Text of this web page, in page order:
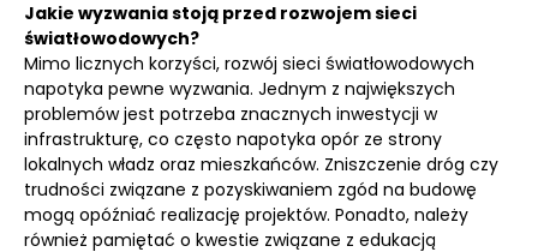
Jakie wyzwania stoją przed rozwojem sieci
światłowodowych?
Mimo licznych korzyści, rozwój sieci światłowodowych
napotyka pewne wyzwania. Jednym z największych
problemów jest potrzeba znacznych inwestycji w
infrastrukturę, co często napotyka opór ze strony
lokalnych władz oraz mieszkańców. Zniszczenie dróg czy
trudności związane z pozyskiwaniem zgód na budowę
mogą opóźniać realizację projektów. Ponadto, należy
również pamiętać o kwestie związane z edukacją